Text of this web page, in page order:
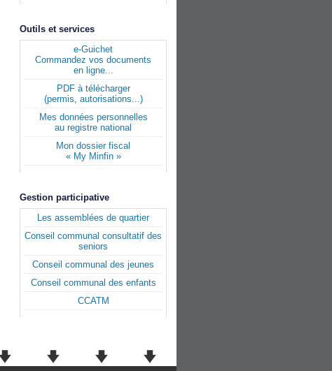
Outils et services
e-Guichet
Commandez vos documents
en ligne...
PDF à télécharger
(permis, autorisations...)
Mes données personnelles
au registre national
Mon dossier fiscal
« My Minfin »
Gestion participative
Les assemblées de quartier
Conseil communal consultatif des
seniors
Conseil communal des jeunes
Conseil communal des enfants
CCATM